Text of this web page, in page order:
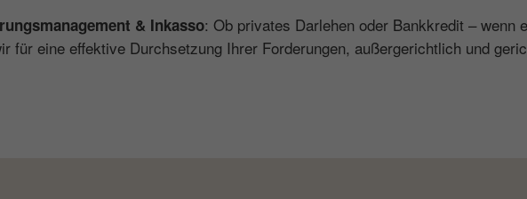
& Inkasso: Ob privates Darlehen oder Bankkredit – wenn
für eine effektive Durchsetzung Ihrer Forderungen, außergerichtlich und